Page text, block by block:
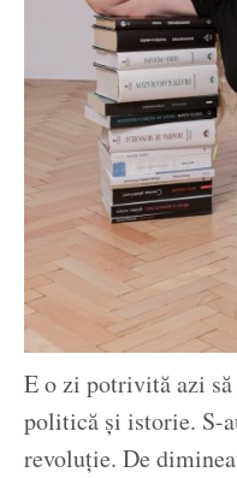
E o zi potrivită azi
politică și istorie. S-
revoluție. De